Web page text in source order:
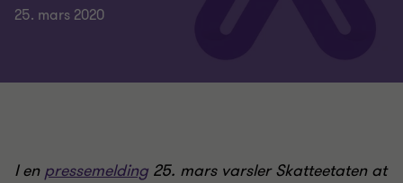
25. mars 2020
I en pressemelding 25. mars varsler Skatteetaten at